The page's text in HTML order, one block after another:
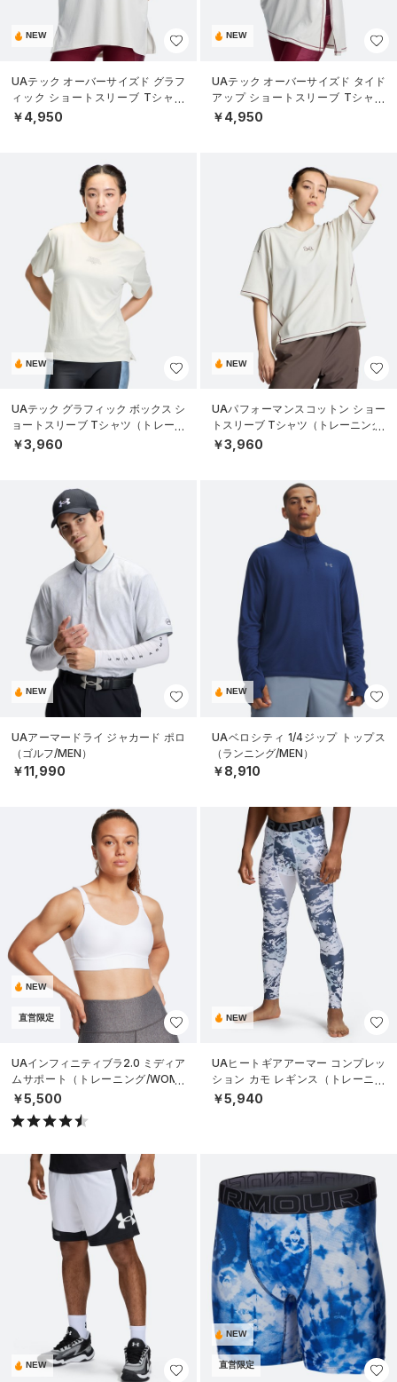
NEW
UAテック オーバーサイズド グラフ
ィック ショートスリーブ Tシャツ
（トレーニング/WOMEN）
￥4,950
NEW
UAテック オーバーサイズド タイド
アップ ショートスリーブ Tシャツ
（トレーニング/WOMEN）
￥4,950
NEW
UAテック グラフィック ボックス シ
ョートスリーブ Tシャツ（トレーニ
ング/WOMEN）
￥3,960
NEW
UAパフォーマンスコットン ショー
トスリーブ Tシャツ（トレーニング/
WOMEN）
￥3,960
NEW
UAアーマードライ ジャカード ポロ
（ゴルフ/MEN）
￥11,990
NEW
UAベロシティ 1/4ジップ トップス
（ランニング/MEN）
￥8,910
NEW
直営限定
UAインフィニティブラ2.0 ミディア
ムサポート（トレーニング/WOME
N）
￥5,500
NEW
UAヒートギアアーマー コンプレッ
ション カモ レギンス（トレーニン
グ/MEN）
￥5,940
NEW
NEW
直営限定